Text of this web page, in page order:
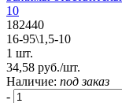
10
182440
16-95\1,5-10
1 шт.
34,58 руб./шт.
Наличие: под заказ
-